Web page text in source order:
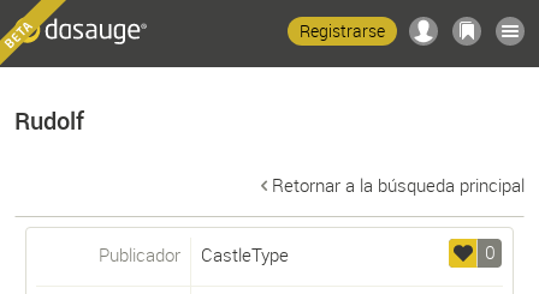
Registrarse
Rudolf
Retornar a la búsqueda principal
0
Publicador CastleType